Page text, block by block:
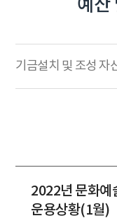
예산
기금설치 및 조성 자
2022년 문화예
운용상황(1월)